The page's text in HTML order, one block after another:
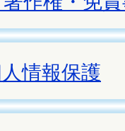
情報保護